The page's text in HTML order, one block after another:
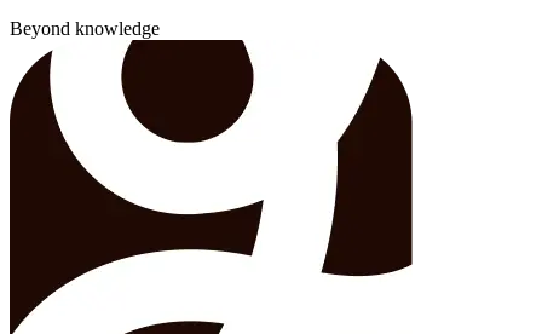
Beyond knowledge